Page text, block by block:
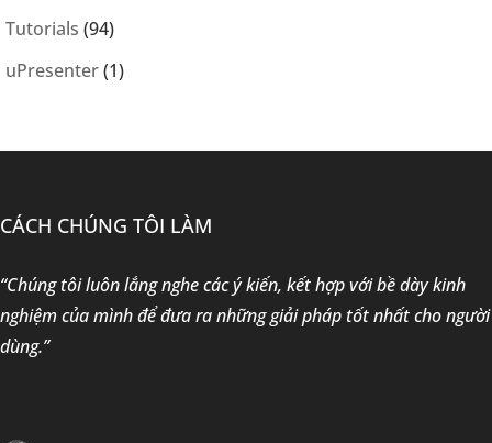
Tutorials (94)
uPresenter(1)
CÁCH CHÚNG TÔI LÀM
“Chúng tôi luôn lắng nghe các ý kiến, kết hợp với bề dày kinh
nghiệm của mình để đưa ra những giải pháp tốt nhất cho người
dùng.”